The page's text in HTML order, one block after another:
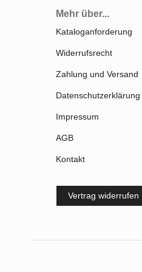
Mehr über...
Kataloganforderung
Widerrufsrecht
Zahlung und Versand
Datenschutzerklärung
Impressum
AGB
Kontakt
Vertrag widerrufen